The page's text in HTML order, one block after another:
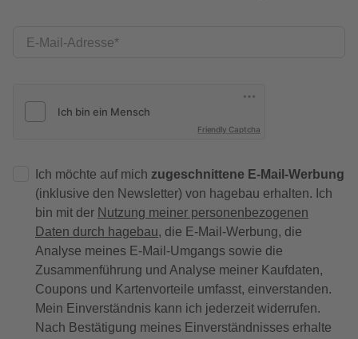
E-Mail-Adresse
Friendly Captcha
Ich möchte auf mich zugeschnittene E-Mail-Werbung
(inklusive den Newsletter) von hagebau erhalten. Ich
bin mit der Nutzung meiner personenbezogenen
Daten durch hagebau, die E-Mail-Werbung, die
Analyse meines E-Mail-Umgangs sowie die
Zusammenführung und Analyse meiner Kaufdaten,
Coupons und Kartenvorteile umfasst, einverstanden.
Mein Einverständnis kann ich jederzeit widerrufen.
Nach Bestätigung meines Einverständnisses erhalte